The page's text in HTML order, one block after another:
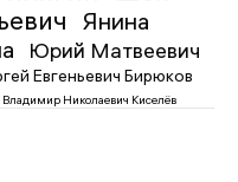
Янина
Юрий Матвеевич
Евгеньевич Бирюков
Владимир Николаевич Киселёв